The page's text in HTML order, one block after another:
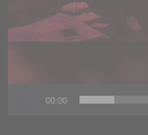
00:00